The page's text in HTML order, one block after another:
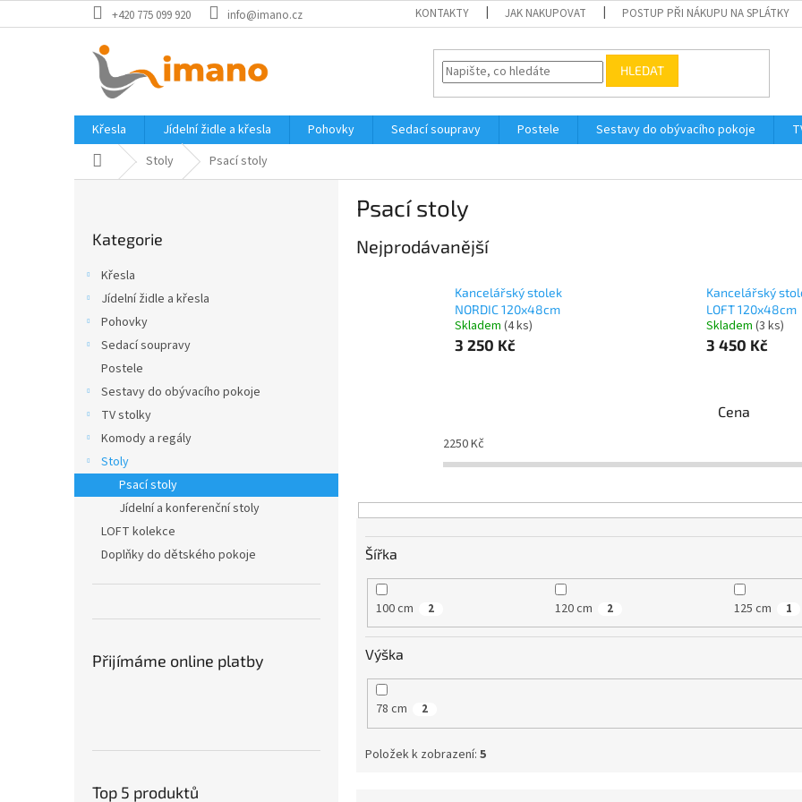
na
+420 775 099 920 info@imano.cz KONTAKTY JAK NAKUPOVAT POSTUP PŘI NÁKUPU NA SPLÁTKY
HLEDAT
Křesla Jídelní židle a křesla Pohovky Sedací soupravy Postele Sestavy do obývacího pokoje
Domů Stoly Psací stoly
kategorie
Kategorie
Křesla
Jídelní židle a křesla
Pohovky
Sedací soupravy
Postele
Sestavy do obývacího pokoje
TV stolky
Komody a regály
Stoly
Psací stoly
Jídelní a konferenční stoly
LOFT kolekce
Doplňky do dětského pokoje
Přijímáme online platby
Top 5 produktů
Psací stoly
Nejprodávanější
Kancelářský stolek
NORDIC 120x48cm
Skladem (4 ks)
3 250 Kč
Kancelářský
LOFT 120x48cm
Skladem (3 ks)
3 450 Kč
Cena
2250Kč
Šířka
100 cm 2 120 cm 2 125 cm 1
Výška
78 cm 2
Položek k zobrazení: 5